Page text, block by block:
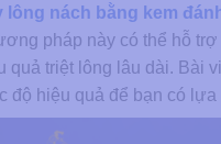
lông nách bằng kem
pháp này có thể hỗ
quả triệt lông lâu dài. Bài
độ hiệu quả để bạn có